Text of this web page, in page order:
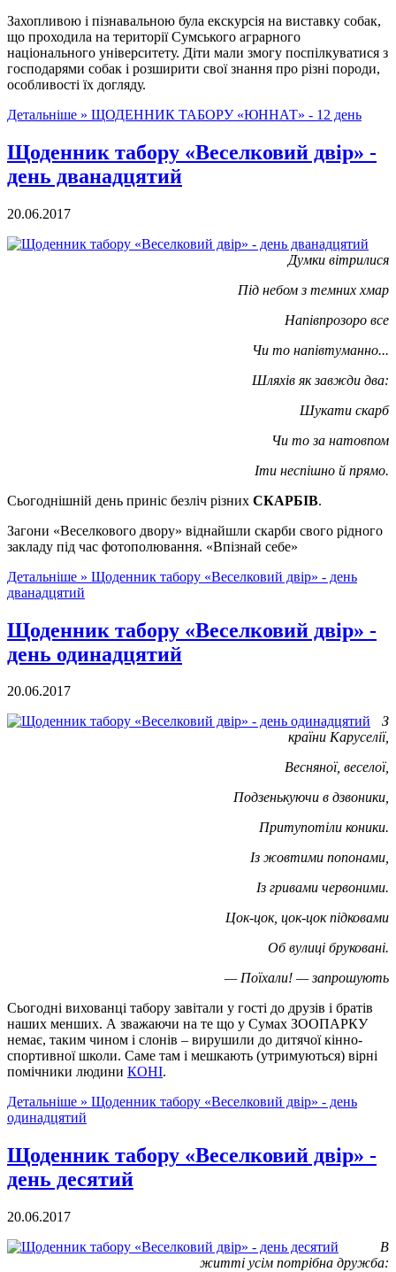
Захопливою і пізнавальною була екскурсія на виставку собак,
що проходила на території Сумського аграрного
національного університету. Діти мали змогу поспілкуватися з
господарями собак і розширити свої знання про різні породи,
особливості їх догляду.
Детальніше » ЩОДЕННИК ТАБОРУ «ЮННАТ» - 12 день
Щоденник табору «Веселковий двір» -
день дванадцятий
20.06.2017
Думки вітрилися
Під небом з темних хмар
Напівпрозоро все
Чи то напівтуманно...
Шляхів як завжди два:
Шукати скарб
Чи то за натовпом
Іти неспішно й прямо.
Сьогоднішній день приніс безліч різних СКАРБІВ.
Загони «Веселкового двору» віднайшли скарби свого рідного
закладу під час фотополювання. «Впізнай себе»
Детальніше » Щоденник табору «Веселковий двір» - день
дванадцятий
Щоденник табору «Веселковий двір» -
день одинадцятий
20.06.2017
З
країни Каруселії,
Весняної, веселої,
Подзенькуючи в дзвоники,
Притупотіли коники.
Із жовтими попонами,
Із гривами червоними.
Цок-цок, цок-цок підковами
Об вулиці бруковані.
— Поїхали! — запрошують
Сьогодні вихованці табору завітали у гості до друзів і братів
наших менших. А зважаючи на те що у Сумах ЗООПАРКУ
немає, таким чином і слонів – вирушили до дитячої кінно-
спортивної школи. Саме там і мешкають (утримуються) вірні
помічники людини КОНІ.
Детальніше » Щоденник табору «Веселковий двір» - день
одинадцятий
Щоденник табору «Веселковий двір» -
день десятий
20.06.2017
В
житті усім потрібна дружба: